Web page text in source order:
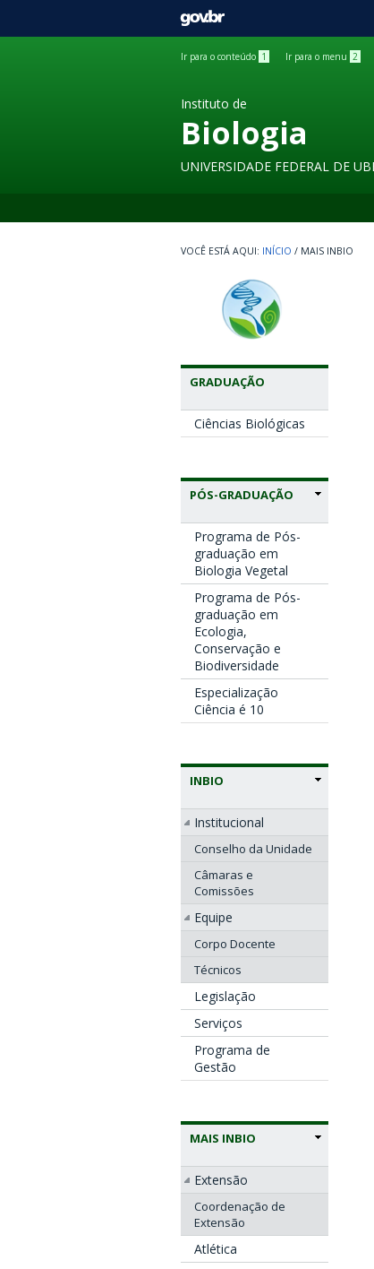
GOVBR
Ir para o conteúdo 1 Ir para o menu 2
Instituto de
Biologia
UNIVERSIDADE FEDERAL DE
INÍCIO / MAIS INBIO
GRADUAÇÃO
Ciências Biológicas
PÓS-GRADUAÇÃO
Programa de Pós-
graduação em
Biologia Vegetal
Programa de Pós-
graduação em
Ecologia,
Conservação e
Biodiversidade
Especialização
Ciência é 10
INBIO
Institucional
Conselho da Unidade
Câmaras e
Comissões
Equipe
Corpo Docente
Técnicos
Legislação
Serviços
Programa de
Gestão
MAIS INBIO
Extensão
Coordenação de
Extensão
Atlética